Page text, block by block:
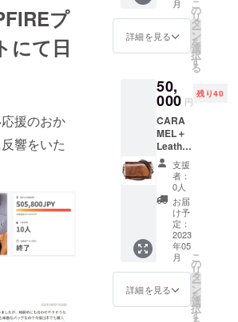
プ
にて日
援のおか
響をいた
外発送
とな
り、
しま
す。日
で一回
検品後
配送さ
れま
す。通
常1週間
程度で
配送さ
れます
が、稀
に１か
月を超
ともあ
りま
(10％)
及び
CAMPF
IREの手
載手数
料
決済手
数料
5%) 込
みの値
段で
す。|天
然皮革
（イタ
リア
産）ス
トラッ
プ付き
です。
配送は
選びい
ただけ
ます。
WIDTH
HEIGHT
15 CM,
DEPTH
8 CM｜
ポーラ
ンドか
ら日本
までの
輸送
費、日
本国内
発送料
(東京発
送)、税
(10％)
及び
CAMPF
IREの手
月
詳細を見る
こ
の
リ
タ
ー
ン
を
選
択
す
る
50,
000 円
残り40
CARA
MEL＋
Leather
Strap
人気商
品no1！
金具の
色はシ
ルバー
または
ゴール
ドの2色
からお
選びい
ただけ
支援
者：
0人
お届
け予
定：
2023
年05
月
詳細を見る
こ
の
リ
タ
ー
ン
を
選
択
す